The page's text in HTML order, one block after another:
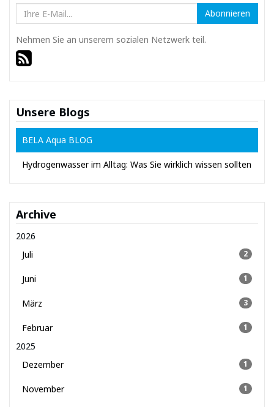
Abonnieren
Nehmen Sie an unserem sozialen Netzwerk teil.
Unsere Blogs
BELA Aqua BLOG
Hydrogenwasser im Alltag: Was Sie wirklich wissen sollten
Archive
2026
Juli
2
Juni 1
März 3
Februar 1
2025
Dezember
1
November 1